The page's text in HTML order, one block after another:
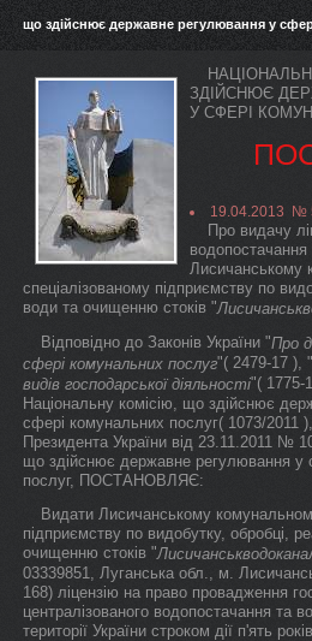
що здійснює державне регулювання у
ЗДІЙСНЮЄ
У СФЕРІ
19.04.2013 №
Про видачу
Лисичанському
спеціалізованому підприємству по
води та очищенню стоків "
Відповідно до Законів України "Про
сфері комунальних послуг"( 2479-17 ), "
видів господарської діяльності"( 1775-
Національну комісію, що здійснює
сфері комунальних послуг( 1073/2011
Президента України від 23.11.2011 №
що здійснює державне регулювання у
послуг, ПОСТАНОВЛЯЄ:
Видати Лисичанському
підприємству по видобутку, обробці,
очищенню стоків "
03339851, Луганська обл., м.
168) ліцензію на право провадження
централізованого водопостачання та
території України строком дії п'ять